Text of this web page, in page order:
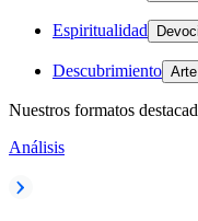
Espiritualidad
Descubrimiento Arte
Nuestros formatos
Análisis